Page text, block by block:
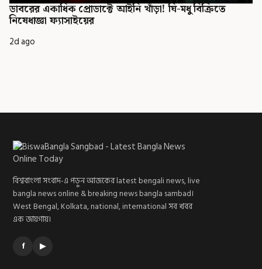
ডাবরের একাধিক প্রোডাক্টে আইনি খাঁড়া! ঘি-মধু বিক্রিতে
নিষেধাজ্ঞা ফ্যাসাইয়ের
2d ago
বিশ্ববাংলা সংবাদ-এ পড়ুন আজকের latest bengali news, live
bangla news online & breaking news bangla sambad।
West Bengal, Kolkata, national, international সব খবর
এক জায়গায়।
f ▶